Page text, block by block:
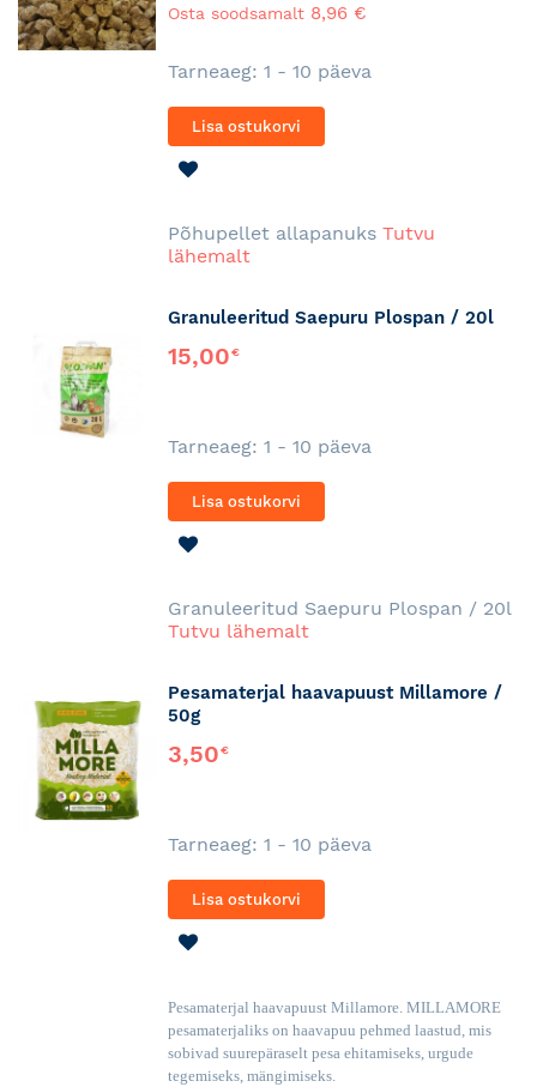
Osta soodsamalt 8,96 €
Tarneaeg: 1 - 10 päeva
Lisa ostukorvi
Põhupellet allapanuks Tutvu
lähemalt
Granuleeritud Saepuru Plospan / 20l
15,00€
Tarneaeg: 1 - 10 päeva
Lisa ostukorvi
Granuleeritud Saepuru Plospan / 20l
Tutvu lähemalt
Pesamaterjal haavapuust Millamore /
50g
3,50€
Tarneaeg: 1 - 10 päeva
Lisa ostukorvi
Pesamaterjal haavapuust Millamore. MILLAMORE
pesamaterjaliks on haavapuu pehmed laastud, mis
sobivad suurepäraselt pesa ehitamiseks, urgude
tegemiseks, mängimiseks.